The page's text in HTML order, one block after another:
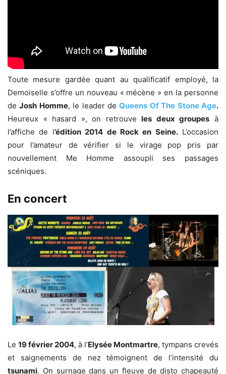
Toute mesure gardée quant au qualificatif employé, la
Demoiselle s’offre un nouveau « mécène » en la personne
deJosh Homme, le leader deQueens Of The Stone Age.
Heureux « hasard », on retrouveles deux groupes à
l’affiche de l’édition 2014 de Rock en Seine.L’occasion
pour l’amateur de vérifier si le virage pop pris par
nouvellement Me Homme assoupli ses passages
scéniques.
En concert
Le 19 février 2004, à l’Elysée Montmartre, tympans crevés
et saignements de nez témoignent de l’intensité du
tsunami. On surnage dans un fleuve de disto chapeauté